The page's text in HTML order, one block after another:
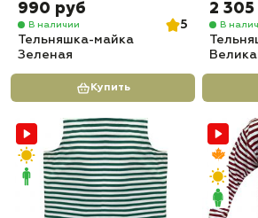
990 руб
В наличии
5
Тельняшка-майка
Зеленая
Купить
2 305
В